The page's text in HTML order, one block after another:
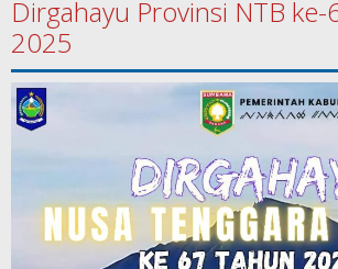
Dirgahayu Provinsi NTB ke-
2025